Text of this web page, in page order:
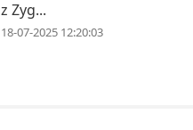
z Zyg...
18-07-2025 12:20:03